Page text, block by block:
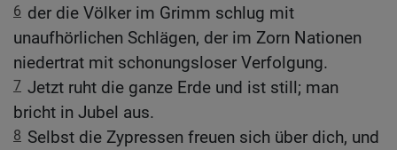
6 der die Völker im Grimm schlug mit
unaufhörlichen Schlägen, der im Zorn Nationen
niedertrat mit schonungsloser Verfolgung.
7 Jetzt ruht die ganze Erde und ist still; man
bricht in Jubel aus.
8 Selbst die Zypressen freuen sich über dich, und